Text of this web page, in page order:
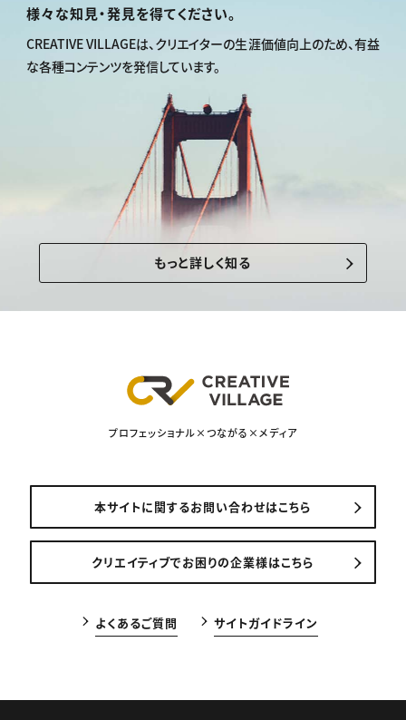
様々な知見・発見を得てください。
CREATIVE VILLAGEは、 クリエイターの生涯価値向上のため、有益
な各種コンテンツを発信しています。
もっと詳しく知る
プロフェッショナル×つながる×メディア
本サイトに関するお問い合わせはこちら
クリエイティブでお困りの企業様はこちら
よくあるご質問 サイトガイドライン